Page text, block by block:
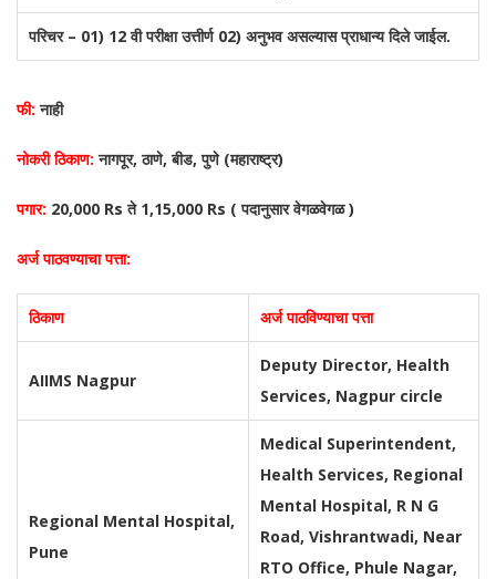
परिचर – 01) 12 वी परीक्षा उत्तीर्ण 02) अनुभव असल्यास प्राधान्य दिले जाईल.
फी: नाही
नोकरी ठिकाण:नागपूर, ठाणे, बीड, पुणे (महाराष्ट्र)
पगार: 20,000 Rs ते 1,15,000 Rs ( पदानुसार वेगळवेगळ )
अर्ज पाठवण्याचा पत्ता:
ठिकाण अर्ज पाठविण्याचा पत्ता
AIIMS Nagpur
Deputy Director, Health
Services, Nagpur circle
Regional Mental Hospital,
Pune
Medical Superintendent,
Health Services, Regional
Mental Hospital, R N G
Road, Vishrantwadi, Near
RTO Office, Phule Nagar,